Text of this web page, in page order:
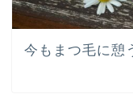
今もまつ毛に憩